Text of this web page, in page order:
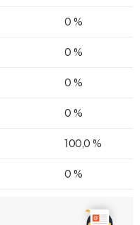
0 %
0 %
0 %
0 %
100,0 %
0 %